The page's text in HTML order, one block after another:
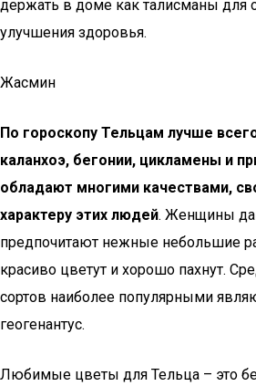
держать в доме как талисманы для
улучшения здоровья.
Жасмин
По гороскопу Тельцам лучше
каланхоэ, бегонии, цикламены и
обладают многими качествами,
характеру этих людей. Женщины
предпочитают нежные небольшие
красиво цветут и хорошо пахнут.
сортов наиболее популярными
геогенантус.
Любимые цветы для Тельца – это